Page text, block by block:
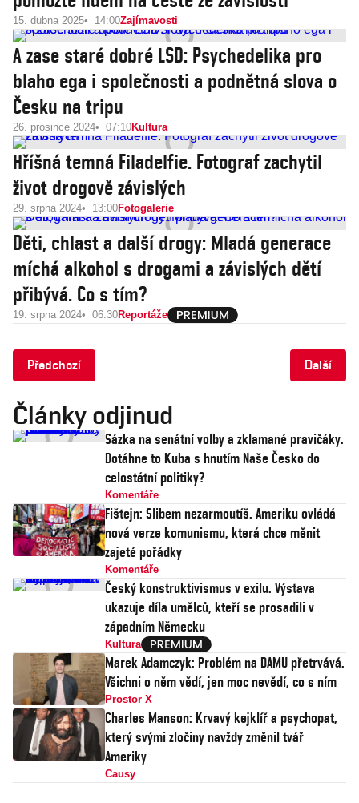
15. dubna 2025 14:00Zajímavosti
A zase staré dobré LSD: Psychedelika pro
blaho ega i společnosti a podnětná slova o
Česku na tripu
26. prosince 2024 07:10Kultura
Hříšná temná Filadelfie. Fotograf zachytil
život drogově závislých
29. srpna 2024 13:00Fotogalerie
Děti, chlast a další drogy: Mladá generace
míchá alkohol s drogami a závislých dětí
přibývá. Co s tím?
19. srpna 2024 06:30Reportáže
Předchozí Další
Články odjinud
Sázka na senátní volby a zklamané pravičáky.
Dotáhne to Kuba s hnutím Naše Česko do
celostátní politiky?
Komentáře
Fištejn: Slibem nezarmoutíš. Ameriku ovládá
nová verze komunismu, která chce měnit
zajeté pořádky
Komentáře
Český konstruktivismus v exilu. Výstava
ukazuje díla umělců, kteří se prosadili v
západním Německu
Kultura
Marek Adamczyk: Problém na DAMU přetrvává.
Všichni o něm vědí, jen moc nevědí, co s ním
Prostor X
Charles Manson: Krvavý kejklíř a psychopat,
který svými zločiny navždy změnil tvář
Ameriky
Causy